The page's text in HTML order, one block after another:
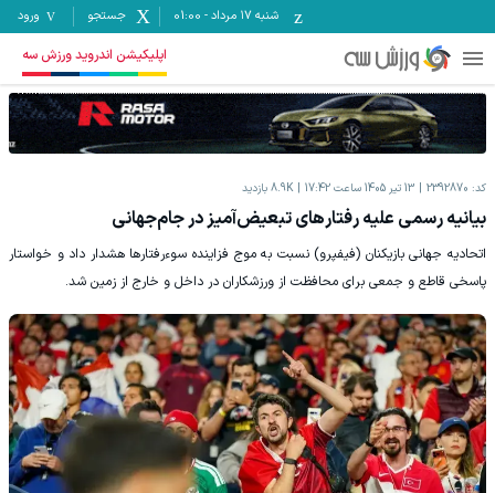
شنبه ۱۷ مرداد -
01:00 جستجو ورود
اپلیکیشن اندروید ورزش سه
کد: 2392870 13 تیر 1405 ساعت 17:42 8.9K بازدید
بیانیه رسمی علیه رفتارهای تبعیض‌آمیز در جام‌جهانی
اتحادیه جهانی بازیکنان (فیفپرو) نسبت به موج فزاینده سوءرفتارها هشدار داد و خواستار
پاسخی قاطع و جمعی برای محافظت از ورزشکاران در داخل و خارج از زمین شد.